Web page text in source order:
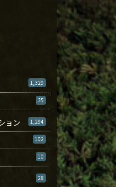
1,329
35
ョン 1,294
102
10
28